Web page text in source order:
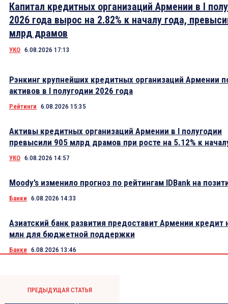
Капитал кредитных организаций Армении в I
2026 года вырос на 2.82% к началу года,
млрд драмов
УКО 6.08.2026 17:13
Рэнкинг крупнейших кредитных организаций Армении
активов в I полугодии 2026 года
Рейтинги 6.08.2026 15:35
Активы кредитных организаций Армении в I полугодии
превысили 905 млрд драмов при росте на 5.12% к
УКО 6.08.2026 14:57
Moody’s изменило прогноз по рейтингам IDBank на
Банки 6.08.2026 14:33
Азиатский банк развития предоставит Армении кредит
млн для бюджетной поддержки
Банки 6.08.2026 13:46
ПРЕДЫДУЩАЯ СТАТЬЯ